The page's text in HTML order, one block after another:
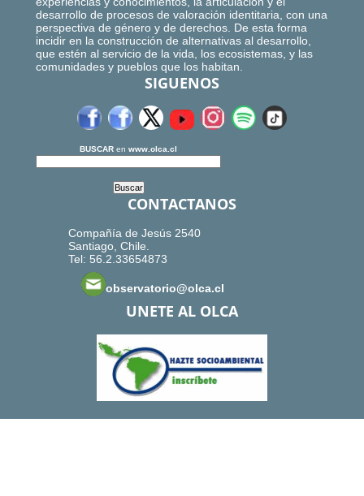
desarrollo de procesos de valoración identitaria, con una
perspectiva de género y de derechos. De esta forma
incidir en la construcción de alternativas al desarrollo,
que estén al servicio de la vida, los ecosistemas, y las
comunidades y pueblos que los habitan.
SIGUENOS
BUSCAR en www.olca.cl
CONTACTANOS
Compañía de Jesús 2540
Santiago, Chile.
Tel: 56.2.33654873
observatorio@olca.cl
UNETE AL OLCA